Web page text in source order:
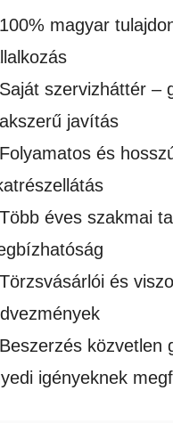
100% magyar
Saját szervizháttér –
javítás
Folyamatos és
Több éves szakmai
Törzsvásárlói és
Beszerzés közvetlen
igényeknek